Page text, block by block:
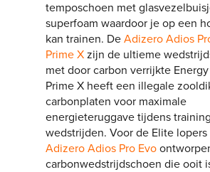
temposchoen met
superfoam waardoor je op een
kan trainen. DeAdizero Adios
Prime X zijn de ultieme
met door carbon verrijkte
Prime X heeft een illegale
carbonplaten voor maximale
energieteruggave tijdens
wedstrijden. Voor de Elite lopers
Adizero Adios Pro Evo
carbonwedstrijdschoen die ooit